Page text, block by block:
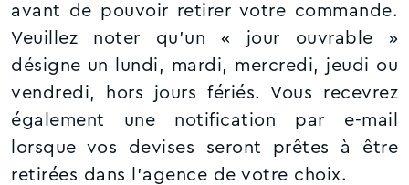
avant de pouvoir retirer votre commande.
Veuillez noter qu'un « jour ouvrable »
désigne un lundi, mardi, mercredi, jeudi ou
vendredi, hors jours fériés. Vous recevrez
également une notification par e-mail
lorsque vos devises seront prêtes à être
retirées dans l’agence de votre choix.